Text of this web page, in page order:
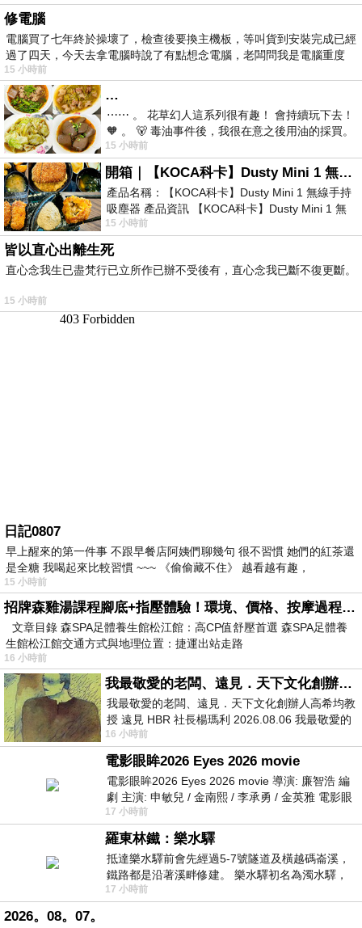
修電腦
電腦買了七年終於操壞了，檢查後要換主機板，等叫貨到安裝完成已經
過了四天，今天去拿電腦時說了有點想念電腦，老闆問我是電腦重度
15 小時前
…
⋯⋯ 。 花草幻人這系列很有趣！ 會持續玩下去！
🧡 。 🐻 毒油事件後，我很在意之後用油的採買。
前天購買了我之前就很愛
15 小時前
開箱｜【KOCA科卡】Dusty Mini 1 無線手持吸塵器
產品名稱：【KOCA科卡】Dusty Mini 1 無線手持
吸塵器 產品資訊 【KOCA科卡】Dusty Mini 1 無
線手持吸塵器評語： 能吸、能吹兼具兩
15 小時前
皆以直心出離生死
直心念我生已盡梵行已立所作已辦不受後有，直心念我已斷不復更斷。
15 小時前
日記0807
早上醒來的第一件事 不跟早餐店阿姨們聊幾句 很不習慣 她們的紅茶還
是全糖 我喝起來比較習慣 ~~~ 《偷偷藏不住》 越看越有趣，
15 小時前
招牌森雞湯課程腳底+指壓體驗！環境、價格、按摩過程全紀錄，森SPA足體養生館松江館最新價格表
文章目錄 森SPA足體養生館松江館：高CP值舒壓首選 森SPA足體養
生館松江館交通方式與地理位置：捷運出站走路
16 小時前
我最敬愛的老闆、遠見．天下文化創辦人高希均教授
我最敬愛的老闆、遠見．天下文化創辦人高希均教
授 遠見 HBR 社長楊瑪利 2026.08.06 我最敬愛的
老闆、遠見．天下文化創辦人高希均教
16 小時前
電影眼眸2026 Eyes 2026 movie
電影眼眸2026 Eyes 2026 movie 導演: 廉智浩 編
劇 主演: 申敏兒 / 金南熙 / 李承勇 / 金英雅 電影眼
眸2026描述攝影師徐珍因遺
17 小時前
羅東林鐵：樂水驛
抵達樂水驛前會先經過5-7號隧道及橫越碼崙溪，
鐵路都是沿著溪畔修建。 樂水驛初名為濁水驛，
但因與臺鐵集集線車站同名，於1953
17 小時前
2026。08。07。